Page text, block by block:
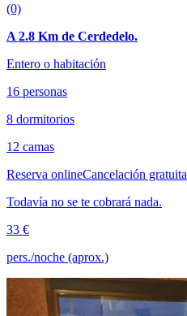
(0)
A 2.8 Km de Cerdedelo.
Entero o habitación
16 personas
8 dormitorios
12 camas
Reserva onlineCancelación gratuita
Todavía no se te cobrará nada.
33 €
pers./noche (aprox.)